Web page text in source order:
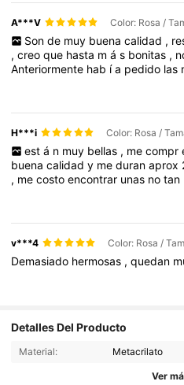
A***V
Son de muy buena calidad ,
,creoque hasta más bonitas ,
Anteriormente hab ía pedido las
H***i
est á n muy bellas , me compr
buenacalidady meduranaprox
, mecostoencontrar unas notan
v***4
Demasiado hermosas ,quedan
Detalles Del Producto
Material: Metacrilato
Ver
4,91 15K Seguidores
15K Seguidores